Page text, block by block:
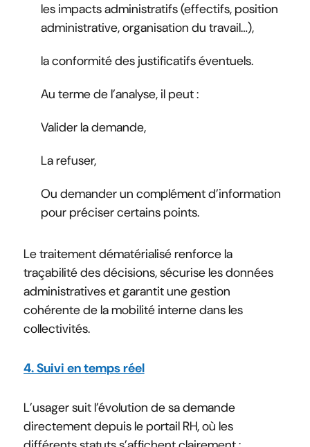
les impacts administratifs (effectifs, position
administrative, organisation du travail…),
la conformité des justificatifs éventuels.
Au terme de l’analyse, il peut :
Valider la demande,
La refuser,
Ou demander un complément d’information
pour préciser certains points.
Le traitement dématérialisé renforce la
traçabilité des décisions, sécurise les données
administratives et garantit une gestion
cohérente de la mobilité interne dans les
collectivités.
4. Suivi en temps réel
L’usager suit l’évolution de sa demande
directement depuis le portail RH, où les